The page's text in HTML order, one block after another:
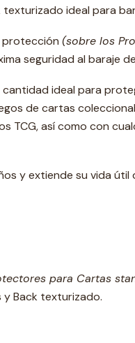
ideal para
protección (sobre los
seguridad al baraje
ideal para
de cartas
TCG, así como con
y extiende su vida útil
para Cartas
Back texturizado.